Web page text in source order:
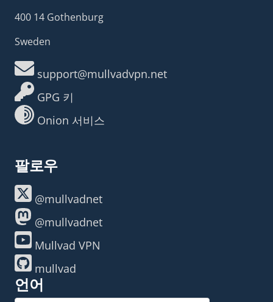
400 14 Gothenburg
Sweden
support@mullvadvpn.net
GPG 키
Onion 서비스
팔로우
@mullvadnet
@mullvadnet
Mullvad VPN
mullvad
언어